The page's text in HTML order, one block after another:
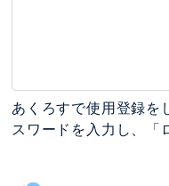
あくろすで使用登録を
スワードを入力し、「